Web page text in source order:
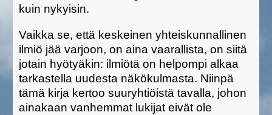
kuin nykyisin.
Vaikka se, että keskeinen yhteiskunnallinen
ilmiö jää varjoon, on aina vaarallista, on siitä
jotain hyötyäkin: ilmiötä on helpompi alkaa
tarkastella uudesta näkökulmasta. Niinpä
tämä kirja kertoo suuryhtiöistä tavalla, johon
ainakaan vanhemmat lukijat eivät ole